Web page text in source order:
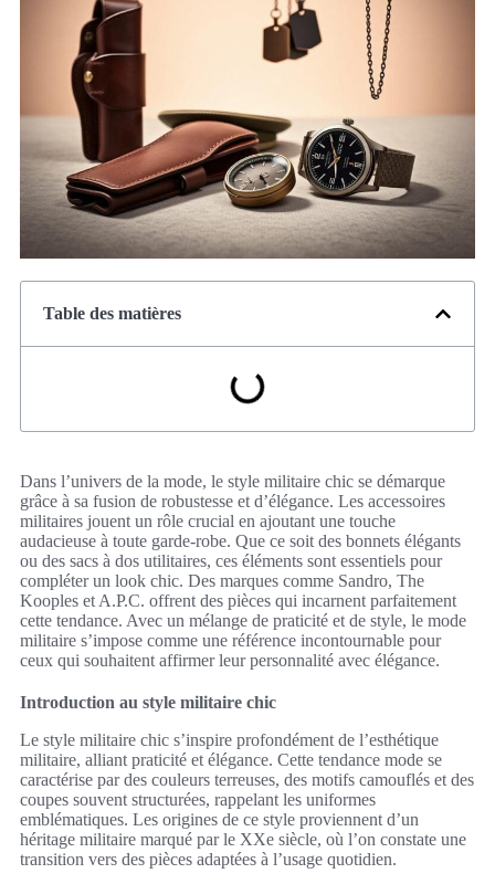
Table des matières
Dans l’univers de la mode, le style militaire chic se démarque
grâce à sa fusion de robustesse et d’élégance. Les accessoires
militaires jouent un rôle crucial en ajoutant une touche
audacieuse à toute garde-robe. Que ce soit des bonnets élégants
ou des sacs à dos utilitaires, ces éléments sont essentiels pour
compléter un look chic. Des marques comme Sandro, The
Kooples et A.P.C. offrent des pièces qui incarnent parfaitement
cette tendance. Avec un mélange de praticité et de style, le mode
militaire s’impose comme une référence incontournable pour
ceux qui souhaitent affirmer leur personnalité avec élégance.
Introduction au style militaire chic
Le style militaire chic s’inspire profondément de l’esthétique
militaire, alliant praticité et élégance. Cette tendance mode se
caractérise par des couleurs terreuses, des motifs camouflés et des
coupes souvent structurées, rappelant les uniformes
emblématiques. Les origines de ce style proviennent d’un
héritage militaire marqué par le XXe siècle, où l’on constate une
transition vers des pièces adaptées à l’usage quotidien.